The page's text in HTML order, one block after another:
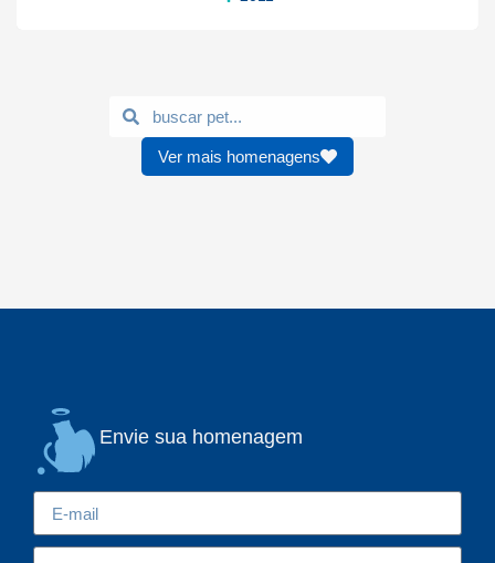
Ver mais homenagens
Envie sua homenagem